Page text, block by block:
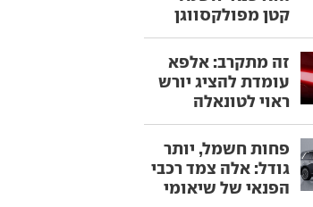
קטן מפולקסווגן
זה מתקרב: אלפא
עומדת להציג יורש
ראוי לטונאלה
פחות חשמל, יותר
גודל: אלה צמד רכבי
הפנאי של שיאומי